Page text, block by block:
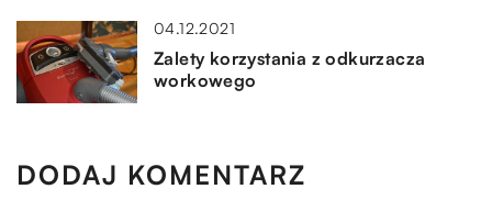
04.12.2021
Zalety korzystania z odkurzacza
workowego
DODAJ KOMENTARZ